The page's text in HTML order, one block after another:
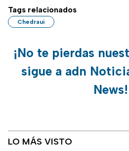
Tags relacionados
Chedraui
¡No te pierdas
sigue a adn
News!
LO MÁS VISTO